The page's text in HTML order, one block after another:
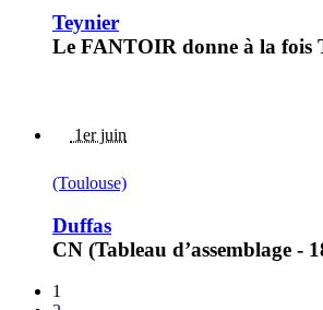
Teynier
Le FANTOIR donne à la fois
1er juin
(Toulouse)
Duffas
CN (Tableau d’assemblage
1